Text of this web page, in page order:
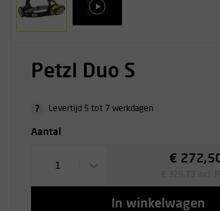
Petzl Duo S
? Levertijd 5 tot 7 werkdagen
Aantal
1
€
In winkelwagen